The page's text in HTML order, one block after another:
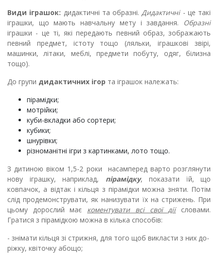
Види іграшок: дидак­тичні та образні. Дидактичні- це такі
іграшки, що мають навчальну мету і за­вдання. Образні
іграшки - це ті, які передають пев­ний образ, зображають
певний предмет, істоту тощо (ляльки, іграшкові звірі,
машинки, літаки, меблі, предмети побуту, одяг, білизна
тощо).
До групи дидактичних ігор та іграшок належать:
пірамідки;
мотрійки;
куби-вкладки або сортери;
кубики;
шнурівки;
різноманітні ігри з картинками, лото тощо.
З дитиною віком 1,5-2 роки насамперед варто розглянути
нову іграшку, наприклад, пірамідку, показа­ти їй, що
ковпачок, а відтак і кільця з пірамідки можна зняти. Потім
слід продемонструвати, як нанизувати їх на стрижень. При
цьому дорослий має коментувати всі свої дії
словами.
Гратися з пірамідкою можна в кілька способів:
- знімати кільця зі стрижня, для того щоб викласти з них до­
ріжку, квіточку абощо;